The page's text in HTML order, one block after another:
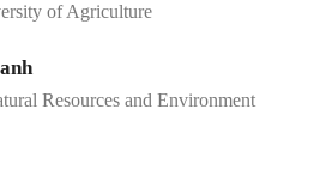
of Agriculture
Resources and Environment